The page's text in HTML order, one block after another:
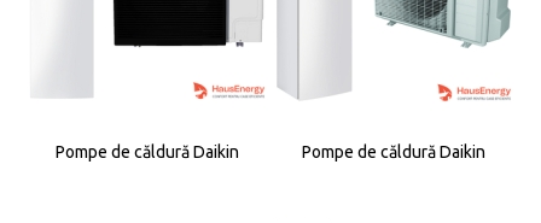
Pompe de căldură Daikin Pompe de căldură Daikin